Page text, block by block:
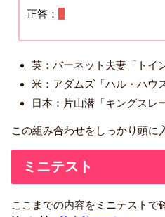
正答：
英：バーネット夫妻「トイ
米：アダムズ「ハル・ハウス
日本：片山潜「キングスレ
この組み合わせをしっかり頭に
ミニテスト
ここまでの内容をミニテストで